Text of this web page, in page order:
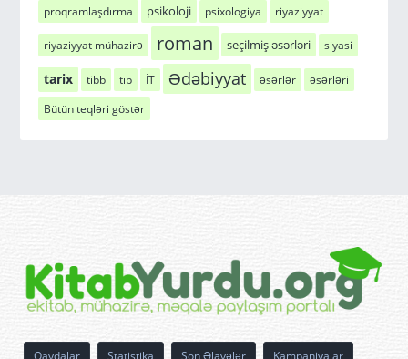
proqramlaşdırma
psikoloji psixologiya riyaziyyat
riyaziyyat mühazirə roman seçilmiş əsərləri siyasi
tarix tibb tıp İT Ədəbiyyat əsərlər
əsərləri
Bütün teqləri göstər
Qaydalar Statistika Son Əlavələr Kampaniyalar